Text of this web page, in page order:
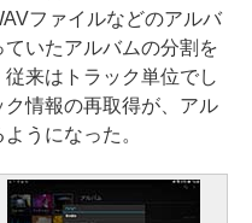
ファイルなどのアルバ
いたアルバムの分割を
来はトラック単位でし
情報の再取得が、アル
うになった。